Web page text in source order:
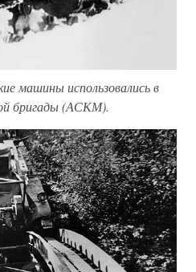
машины использовались в
бригады (АСКМ).